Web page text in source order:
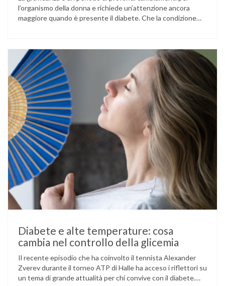
l’organismo della donna e richiede un’attenzione ancora
maggiore quando è presente il diabete. Che la condizione
volta durante la gestazione (diabete gestazionale),
mantenere …
Diabete e alte temperature: cosa
cambia nel controllo della glicemia
Il recente episodio che ha coinvolto il tennista Alexander
Zverev durante il torneo ATP di Halle ha acceso i riflettori su
un tema di grande attualità per chi convive con il diabete.